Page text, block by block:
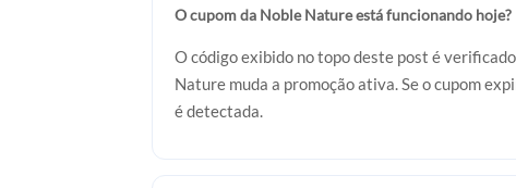
O cupom da Noble Nature está funcionando hoje?
O código exibido no topo deste post é
Nature muda a promoção ativa. Se o cupom
é detectada.